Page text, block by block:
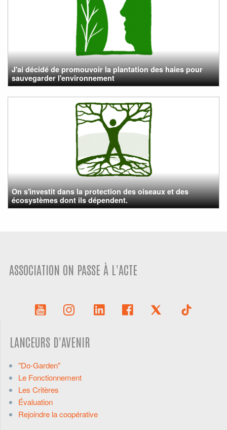
J'ai décidé de promouvoir la plantation des haies pour
sauvegarder l'environnement
On s'investit dans la protection des oiseaux et des
écosystèmes dont ils dépendent.
ASSOCIATION ON PASSE À L'ACTE
LANCEURS D'AVENIR
"Do-Garden"
Le Fonctionnement
Les Critères
Évaluation
Rejoindre la coopérative